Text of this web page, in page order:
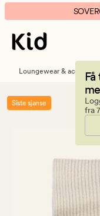
Winter
skjerf
offwhite
banner.
Klikk
ESCAPE
pause.
fra
Loungewear &
Siste sjanse